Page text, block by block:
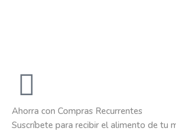
Ahorra con Compras Recurrentes
Suscríbete para recibir el alimento de tu